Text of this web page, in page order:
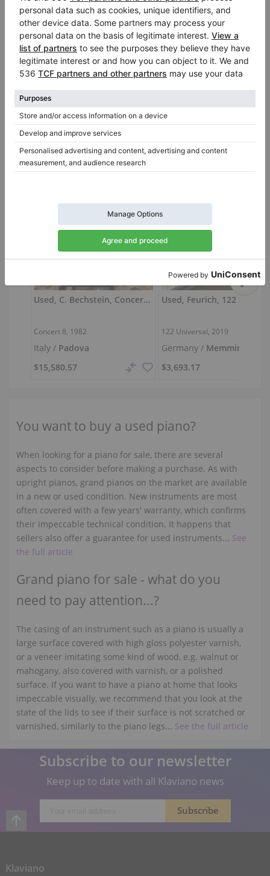
Ask for details:
Information about the seller:
Private seller
jume
Waldkraiburg
Used, C. Bechstein, Concert 8
Concert 8, 1982
Italy / Padova
$15,580.57
Used, Feurich, 122
122 Universal, 2019
Germany / Memmingen
$3,693.17
You want to buy a used piano?
When looking for a piano for sale, there are several
aspects to consider before making a purchase. As with
upright pianos, grand pianos on the market are available
in a new or used condition. New instruments are most
often covered with a few years' warranty, which confirms
their impeccable technical condition. It happens that
sellers also offer a guarantee for used instruments... See
the full article
Grand piano for sale - what do you
need to pay attention...?
The casing of an instrument such as a piano is usually a
large surface covered with high gloss polyester varnish,
or a veneer imitating some kind of wood, e.g. walnut or
mahogany, also covered with varnish, or a polished
surface. If you want to have a piano at home that looks
impeccable visually, we recommend that you look at the
state of the lids to see if their surface is not scratched or
varnished, similarly to the piano legs... See the full article
Subscribe to our newsletter
Keep up to date with all Klaviano news
Klaviano